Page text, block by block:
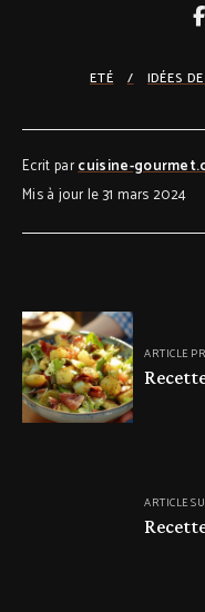
ETÉ IDÉES
Ecrit parcuisine-
Mis à jour le 31 mars 2024
ARTICLE
ARTICLE